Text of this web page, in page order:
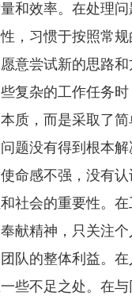
和效率。在处理问
，习惯于按照常
意尝试新的思路和
复杂的工作任务
质，而是采取了
题没有得到根本
命感不强，没有
社会的重要性。
献精神，只关注个
队的整体利益。
些不足之处。在